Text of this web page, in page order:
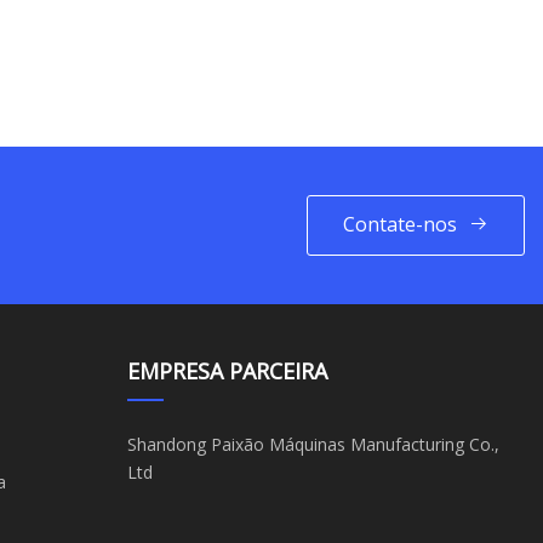
Contate-nos
EMPRESA PARCEIRA
Shandong Paixão Máquinas Manufacturing Co.,
Ltd